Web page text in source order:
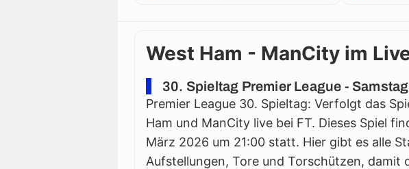
West Ham - ManCity im
30. Spieltag Premier League -
Premier League 30. Spieltag: Verfolgt das
Ham und ManCity live bei FT. Dieses Spiel
März 2026 um 21:00 statt. Hier gibt es alle
Aufstellungen, Tore und Torschützen, damit